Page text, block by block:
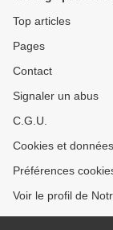
Top articles
Pages
Contact
Signaler un abus
C.G.U.
Cookies et
Préférences
Voir le profil de